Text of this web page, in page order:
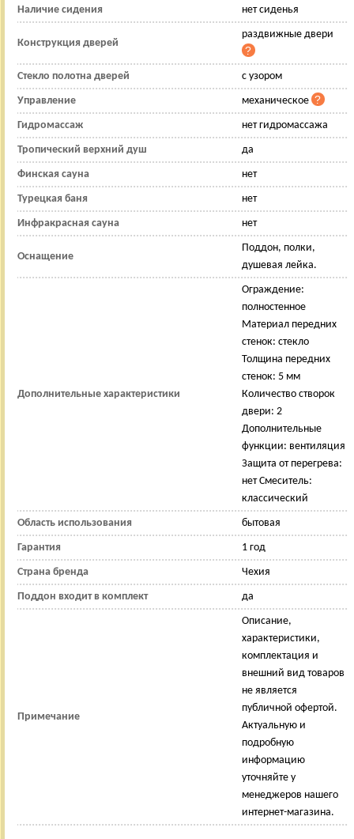
Наличие сидения нет сиденья
Конструкция дверей
раздвижные двери
Стекло полотна дверей с узором
Управление механическое
Гидромассаж нет гидромассажа
Тропический верхний душ да
Финская сауна нет
Турецкая баня нет
Инфракрасная сауна нет
Оснащение
Поддон, полки,
душевая лейка.
Дополнительные характеристики
Ограждение:
полностенное
Материал передних
стенок: стекло
Толщина передних
стенок: 5 мм
Количество створок
двери: 2
Дополнительные
функции: вентиляция
Защита от перегрева:
нет Смеситель:
классический
Область использования бытовая
Гарантия 1 год
Страна бренда Чехия
Поддон входит в комплект да
Примечание
Описание,
характеристики,
комплектация и
внешний вид товаров
не является
публичной офертой.
Актуальную и
подробную
информацию
уточняйте у
менеджеров нашего
интернет-магазина.